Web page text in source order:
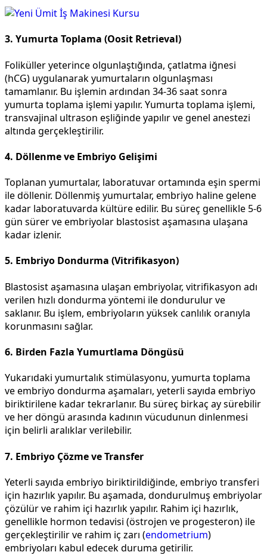
3. Yumurta Toplama (Oosit Retrieval)
Foliküller yeterince olgunlaştığında, çatlatma iğnesi
(hCG) uygulanarak yumurtaların olgunlaşması
tamamlanır. Bu işlemin ardından 34-36 saat sonra
yumurta toplama işlemi yapılır. Yumurta toplama işlemi,
transvajinal ultrason eşliğinde yapılır ve genel anestezi
altında gerçekleştirilir.
4. Döllenme ve Embriyo Gelişimi
Toplanan yumurtalar, laboratuvar ortamında eşin spermi
ile döllenir. Döllenmiş yumurtalar, embriyo haline gelene
kadar laboratuvarda kültüre edilir. Bu süreç genellikle 5-6
gün sürer ve embriyolar blastosist aşamasına ulaşana
kadar izlenir.
5. Embriyo Dondurma (Vitrifikasyon)
Blastosist aşamasına ulaşan embriyolar, vitrifikasyon adı
verilen hızlı dondurma yöntemi ile dondurulur ve
saklanır. Bu işlem, embriyoların yüksek canlılık oranıyla
korunmasını sağlar.
6. Birden Fazla Yumurtlama Döngüsü
Yukarıdaki yumurtalık stimülasyonu, yumurta toplama
ve embriyo dondurma aşamaları, yeterli sayıda embriyo
biriktirilene kadar tekrarlanır. Bu süreç birkaç ay sürebilir
ve her döngü arasında kadının vücudunun dinlenmesi
için belirli aralıklar verilebilir.
7. Embriyo Çözme ve Transfer
Yeterli sayıda embriyo biriktirildiğinde, embriyo transferi
için hazırlık yapılır. Bu aşamada, dondurulmuş embriyolar
çözülür ve rahim içi hazırlık yapılır. Rahim içi hazırlık,
genellikle hormon tedavisi (östrojen ve progesteron) ile
gerçekleştirilir ve rahim iç zarı (endometrium)
embriyoları kabul edecek duruma getirilir.